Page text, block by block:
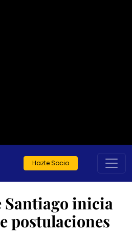
Hazte Socio
Santiago inicia
postulaciones